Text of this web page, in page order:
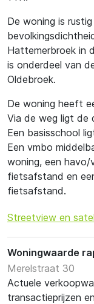
De woning is
Hattemerbroek in
is onderdeel van
Oldebroek.
De woning heeft
Via de weg ligt de
Een basisschool
Een vmbo
woning, een
fietsafstand en
fietsafstand.
Streetview en
Woningwaarde
Merelstraat 30
Actuele
transactieprijzen